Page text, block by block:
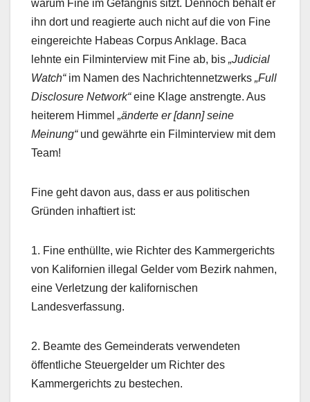
warum Fine im Gefängnis sitzt. Dennoch behält er
ihn dort und reagierte auch nicht auf die von Fine
eingereichte Habeas Corpus Anklage. Baca
lehnte ein Filminterview mit Fine ab, bis „Judicial
Watch“im Namen des Nachrichtennetzwerks „Full
Disclosure Network“eine Klage anstrengte. Aus
heiterem Himmel „änderte er [dann] seine
Meinung“und gewährte ein Filminterview mit dem
Team!
Fine geht davon aus, dass er aus politischen
Gründen inhaftiert ist:
1. Fine enthüllte, wie Richter des Kammergerichts
von Kalifornien illegal Gelder vom Bezirk nahmen,
eine Verletzung der kalifornischen
Landesverfassung.
2. Beamte des Gemeinderats verwendeten
öffentliche Steuergelder um Richter des
Kammergerichts zu bestechen.